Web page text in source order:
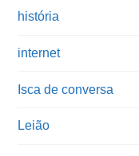
história
internet
Isca de conversa
Leião